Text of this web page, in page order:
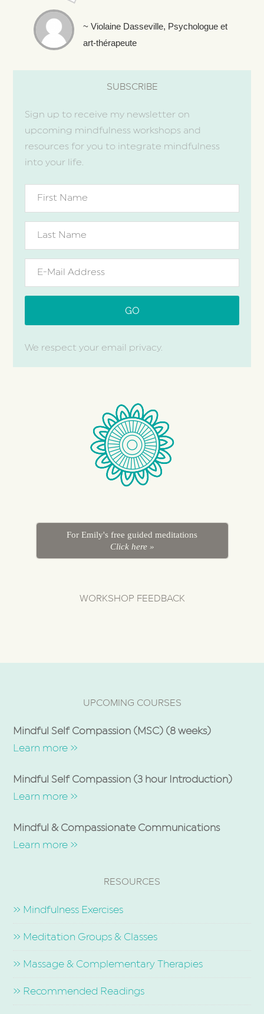
~ Violaine Dasseville, Psychologue et
art-thérapeute
SUBSCRIBE
Sign up to receive my newsletter on
upcoming mindfulness workshops and
resources for you to integrate mindfulness
into your life.
We respect your email privacy.
For Emily's free guided meditations
Click here »
WORKSHOP FEEDBACK
UPCOMING COURSES
Mindful Self Compassion (MSC) (8 weeks)
Learn more »
Mindful Self Compassion (3 hour Introduction)
Learn more »
Mindful & Compassionate Communications
Learn more »
RESOURCES
» Mindfulness Exercises
» Meditation Groups & Classes
» Massage & Complementary Therapies
» Recommended Readings